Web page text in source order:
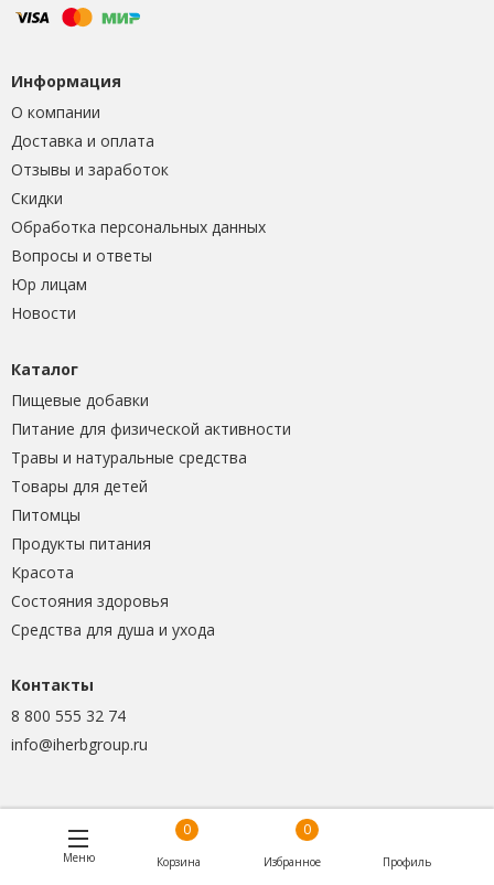
Информация
О компании
Доставка и оплата
Отзывы и заработок
Скидки
Обработка персональных данных
Вопросы и ответы
Юр лицам
Новости
Каталог
Пищевые добавки
Питание для физической активности
Травы и натуральные средства
Товары для детей
Питомцы
Продукты питания
Красота
Состояния здоровья
Средства для душа и ухода
Контакты
8 800 555 32 74
info@iherbgroup.ru
Меню
0
Корзина
0
Избранное Профиль